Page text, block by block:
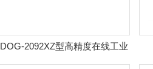
DOG-2092XZ型高精度在线工业
溶氧仪